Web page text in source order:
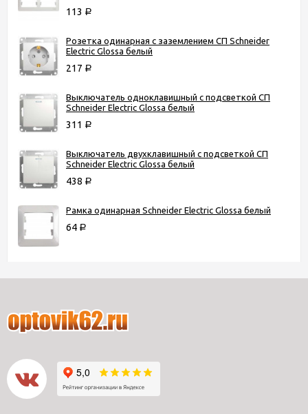
113 Р
Розетка одинарная с заземлением СП Schneider
Electric Glossa белый
217 Р
Выключатель одноклавишный с подсветкой СП
Schneider Electric Glossa белый
311 Р
Выключатель двухклавишный с подсветкой СП
Schneider Electric Glossa белый
438 Р
Рамка одинарная Schneider Electric Glossa белый
64 Р